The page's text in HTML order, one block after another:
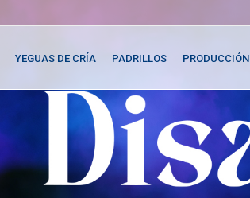
YEGUAS DE CRÍA PADRILLOS PRODUCCIÓN